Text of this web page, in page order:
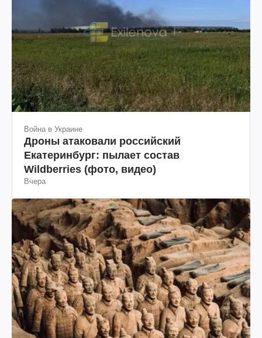
Война в Украине
Дроны атаковали российский
Екатеринбург: пылает состав
Wildberries (фото, видео)
Вчера